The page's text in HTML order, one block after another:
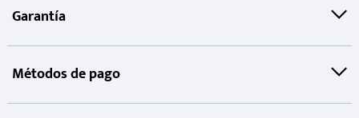
Garantía
Métodos de pago